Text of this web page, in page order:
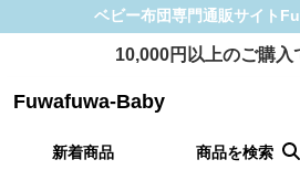
ベビー布団専門通販サイト
10,000円以上のご購入
Fuwafuwa-Baby
新着商品 商品を検索